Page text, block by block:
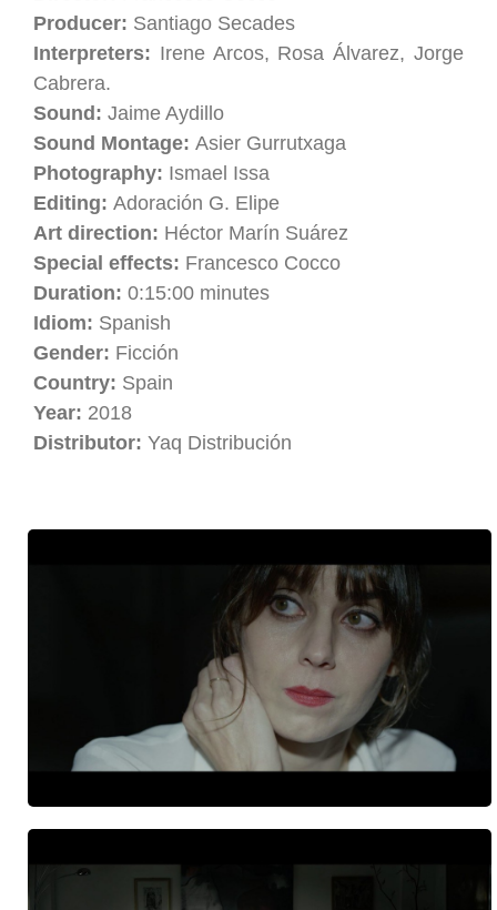
Producer: Santiago Secades
Interpreters: Irene Arcos, Rosa Álvarez, Jorge
Cabrera.
Sound: Jaime Aydillo
Sound Montage: Asier Gurrutxaga
Photography: Ismael Issa
Editing: Adoración G. Elipe
Art direction: Héctor Marín Suárez
Special effects: Francesco Cocco
Duration: 0:15:00 minutes
Idiom: Spanish
Gender: Ficción
Country: Spain
Year: 2018
Distributor: Yaq Distribución